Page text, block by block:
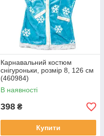
Карнавальний костюм
снігуроньки, розмір 8, 126 см
(460984)
В наявності
398 ₴
Купити